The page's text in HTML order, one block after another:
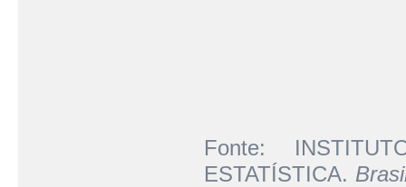
Fonte:
ESTATÍSTICA.